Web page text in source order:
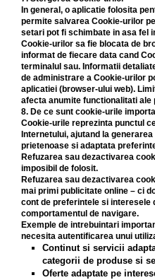
In general, o aplicatie folosita
permite salvarea Cookie-urilor
setari pot fi schimbate in asa fel
Cookie-urilor sa fie blocata de
informat de fiecare data cand
terminalul sau. Informatii
de administrare a Cookie-urilor
aplicatiei (browser-ului web).
afecta anumite functionalitati ale
8. De ce sunt cookie-urile
Cookie-urile reprezinta punctul
Internetului, ajutand la
prietenoase si adaptata
Refuzarea sau dezactivarea
imposibil de folosit.
Refuzarea sau dezactivarea
mai primi publicitate online – ci
cont de preferintele si interesele
comportamentul de navigare.
Exemple de intrebuintari
necesita autentificarea unui
Continut si servicii
categorii de produse si
Oferte adaptate pe